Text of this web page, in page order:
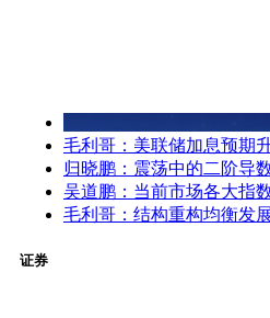
毛利哥：美联储加息预期
归晓鹏：震荡中的二阶导
吴道鹏：当前市场各大指
毛利哥：结构重构均衡发
证券